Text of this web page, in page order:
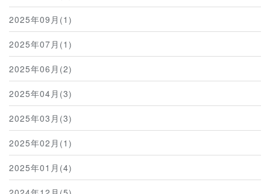
2025年09月(1)
2025年07月(1)
2025年06月(2)
2025年04月(3)
2025年03月(3)
2025年02月(1)
2025年01月(4)